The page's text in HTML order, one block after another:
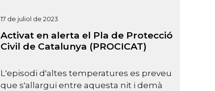
17 de juliol de 2023
Activat en alerta el Pla de Protecció
Civil de Catalunya (PROCICAT)
L'episodi d'altes temperatures es preveu
que s'allargui entre aquesta nit i demà